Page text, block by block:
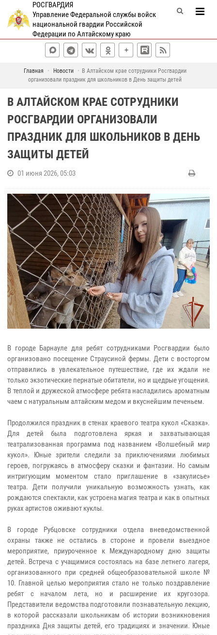
РОСГВАРДИЯ
Управление Федеральной службы войск
национальной гвардии Российской
Федерации по Алтайскому краю
Главная Новости
В Алтайском крае сотрудники Росгвардии
организовали праздник для школьников в День защиты детей
В АЛТАЙСКОМ КРАЕ СОТРУДНИКИ
РОСГВАРДИИ ОРГАНИЗОВАЛИ
ПРАЗДНИК ДЛЯ ШКОЛЬНИКОВ В ДЕНЬ
ЗАЩИТЫ ДЕТЕЙ
01 июня 2026, 05:03
В городе Барнауле для ребят сотрудниками Росгвардии было
организовано посещение Страусиной фермы. Дети с восторгом
отправились в увлекательное путешествие, где их ждали не
только экзотические пернатые обитатели, но и щедрые угощения.
В теплой и дружеской атмосфере ребята насладились ароматным
чаем с натуральным алтайским медом и вкуснейшим печеньем.
Продолжился праздник в стенах краевого театра кукол «Сказка».
Для детей была подготовлена яркая и захватывающая
театрализованная программа под названием «Волшебный мир
кукол». Юные зрители следили за приключениями любимых
героев, погружаясь в атмосферу сказки и фантазии. Но самым
интригующим моментом стало приглашение в «закулисье»
театра. Дети получили уникальную возможность узнать, как
рождаются спектакли, как устроена магия театра и как в опытных
руках артистов оживают куклы.
В городе Рубцовске сотрудники отдела вневедомственной
охраны также не остались в стороне и провели выездное
мероприятие, приуроченное к Международному дню защиты
детей. Встреча с учащимися состоялась на базе летнего лагеря,
организованного при средней общеобразовательной школе №
10. Главной целью мероприятия стало не только поздравление
ребят с началом лета, но и расширение их кругозора.
Представители ведомства подготовили познавательную лекцию,
в которой рассказали школьникам об истории возникновения
праздника Дня защиты детей, его традициях и значении. Юные